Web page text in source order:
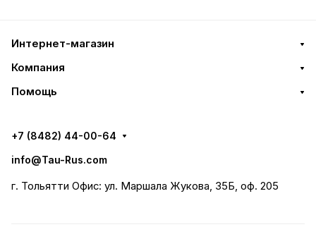
Интернет-магазин
Компания
Помощь
+7 (8482) 44-00-64
info@Tau-Rus.com
г. Тольятти Офис: ул. Маршала Жукова, 35Б, оф. 205